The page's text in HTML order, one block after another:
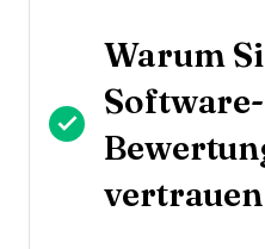
Warum
Software-